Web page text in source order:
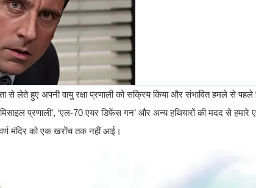
से लेते हुए अपनी वायु रक्षा प्रणाली को सक्रिय किया और संभावित हमले से
प्रणाली’, ‘एल-70 एयर डिफेंस गन’ और अन्य हथियारों की मदद से हमारे
मंदिर को एक खरोंच तक नहीं आई।